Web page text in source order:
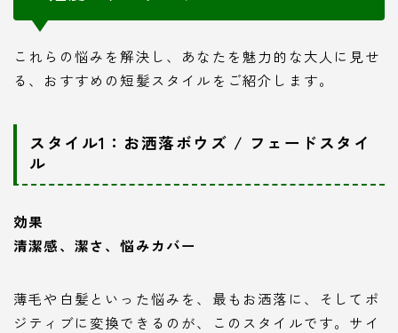
これらの悩みを解決し、あなたを魅力的な大人に見せ
る、おすすめの短髪スタイルをご紹介します。
スタイル1：お洒落ボウズ / フェードスタイ
ル
効果
清潔感、潔さ、悩みカバー
薄毛や白髪といった悩みを、最もお洒落に、そしてポ
ジティブに変換できるのが、このスタイルです。サイ